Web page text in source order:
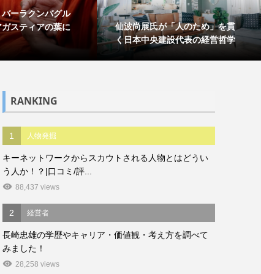
ーラクンバグル
スティアの葉に
仙波尚展氏が「人のため」を貫
く日本中央建設代表の経営哲学
RANKING
1 人物発掘
キーネットワークからスカウトされる人物とはどうい
う人か！？|口コミ/評...
88,437 views
2 経営者
長崎忠雄の学歴やキャリア・価値観・考え方を調べて
みました！
28,258 views